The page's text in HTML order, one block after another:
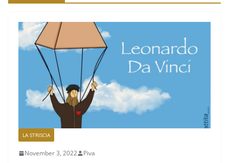
LA STRISCIA
November 3, 2022 Piva